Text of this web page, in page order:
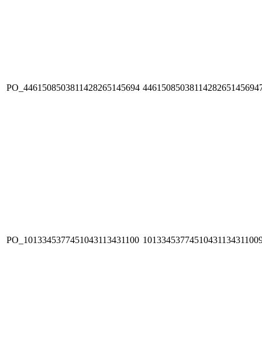
PO_4461508503811428265145694
PO_1013345377451043113431100